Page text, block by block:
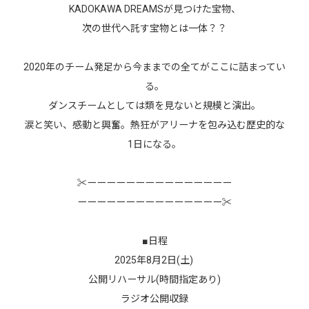
KADOKAWA DREAMSが見つけた宝物、
次の世代へ託す宝物とは一体？？
2020年のチーム発足から今ままでの全てがここに詰まってい
る。
ダンスチームとしては類を見ないと規模と演出。
涙と笑い、感動と興奮。熱狂がアリーナを包み込む歴史的な
1日になる。
✂︎ーーーーーーーーーーーーーーー
ーーーーーーーーーーーーーーー✂︎
■日程
2025年8月2日(土)
公開リハーサル(時間指定あり)
ラジオ公開収録